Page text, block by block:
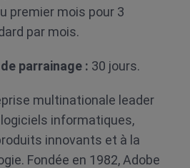
premier mois pour 3
par mois.
parrainage : 30 jours.
multinationale leader
informatiques,
innovants et à la
Fondée en 1982, Adobe